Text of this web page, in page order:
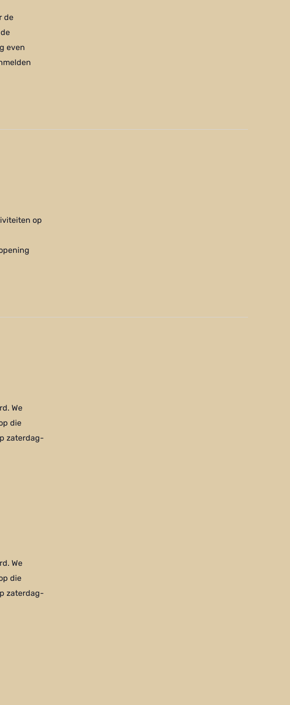
de
even
op
We
die
zaterdag-
We
die
zaterdag-